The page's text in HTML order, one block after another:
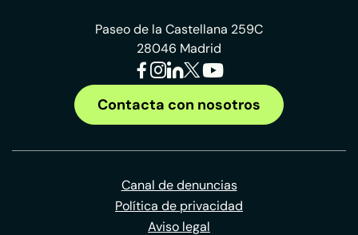
Paseo de la Castellana 259C
28046 Madrid
Contacta con nosotros
Canal de denuncias
Política de privacidad
Aviso legal